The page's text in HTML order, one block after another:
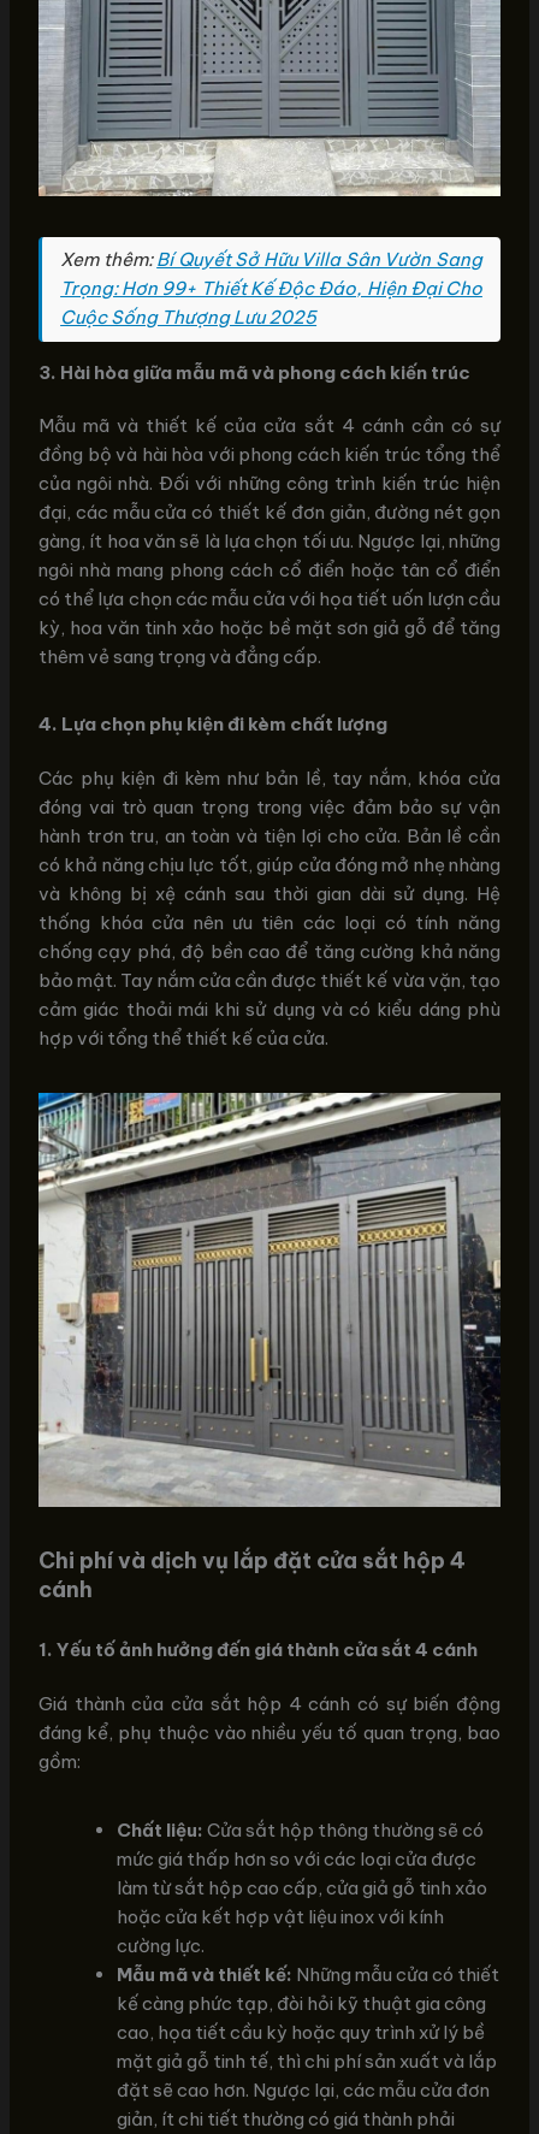
Xem thêm:Bí Quyết Sở Hữu Villa Sân Vườn Sang
Trọng: Hơn 99+ Thiết Kế Độc Đáo, Hiện Đại Cho
Cuộc Sống Thượng Lưu 2025
3. Hài hòa giữa mẫu mã và phong cách kiến trúc
Mẫu mã và thiết kế của cửa sắt 4 cánh cần có sự
đồng bộ và hài hòa với phong cách kiến trúc tổng thể
của ngôi nhà. Đối với những công trình kiến trúc hiện
đại, các mẫu cửa có thiết kế đơn giản, đường nét gọn
gàng, ít hoa văn sẽ là lựa chọn tối ưu. Ngược lại, những
ngôi nhà mang phong cách cổ điển hoặc tân cổ điển
có thể lựa chọn các mẫu cửa với họa tiết uốn lượn cầu
kỳ, hoa văn tinh xảo hoặc bề mặt sơn giả gỗ để tăng
thêm vẻ sang trọng và đẳng cấp.
4. Lựa chọn phụ kiện đi kèm chất lượng
Các phụ kiện đi kèm như bản lề, tay nắm, khóa cửa
đóng vai trò quan trọng trong việc đảm bảo sự vận
hành trơn tru, an toàn và tiện lợi cho cửa. Bản lề cần
có khả năng chịu lực tốt, giúp cửa đóng mở nhẹ nhàng
và không bị xệ cánh sau thời gian dài sử dụng. Hệ
thống khóa cửa nên ưu tiên các loại có tính năng
chống cạy phá, độ bền cao để tăng cường khả năng
bảo mật. Tay nắm cửa cần được thiết kế vừa vặn, tạo
cảm giác thoải mái khi sử dụng và có kiểu dáng phù
hợp với tổng thể thiết kế của cửa.
Chi phí và dịch vụ lắp đặt cửa sắt hộp 4
cánh
1. Yếu tố ảnh hưởng đến giá thành cửa sắt 4 cánh
Giá thành của cửa sắt hộp 4 cánh có sự biến động
đáng kể, phụ thuộc vào nhiều yếu tố quan trọng, bao
gồm:
Chất liệu: Cửa sắt hộp thông thường sẽ có
mức giá thấp hơn so với các loại cửa được
làm từ sắt hộp cao cấp, cửa giả gỗ tinh xảo
hoặc cửa kết hợp vật liệu inox với kính
cường lực.
Mẫu mã và thiết kế: Những mẫu cửa có thiết
kế càng phức tạp, đòi hỏi kỹ thuật gia công
cao, họa tiết cầu kỳ hoặc quy trình xử lý bề
mặt giả gỗ tinh tế, thì chi phí sản xuất và lắp
đặt sẽ cao hơn. Ngược lại, các mẫu cửa đơn
giản, ít chi tiết thường có giá thành phải